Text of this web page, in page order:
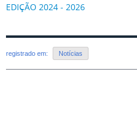
EDIÇÃO 2024 - 2026
registrado em: Notícias